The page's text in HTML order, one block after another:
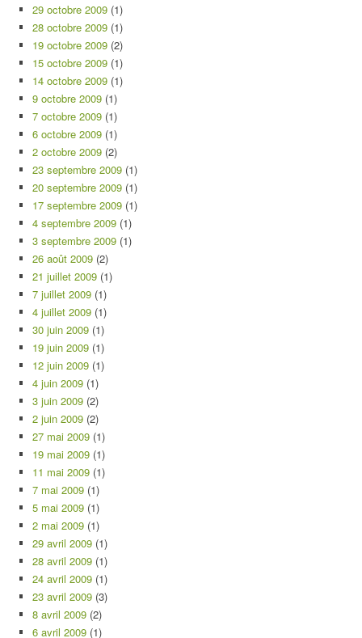
29 octobre 2009 (1)
28 octobre 2009 (1)
19 octobre 2009 (2)
15 octobre 2009 (1)
14 octobre 2009 (1)
9 octobre 2009 (1)
7 octobre 2009 (1)
6 octobre 2009 (1)
2 octobre 2009 (2)
23 septembre 2009 (1)
20 septembre 2009 (1)
17 septembre 2009 (1)
4 septembre 2009 (1)
3 septembre 2009 (1)
26 août 2009 (2)
21 juillet 2009 (1)
7 juillet 2009 (1)
4 juillet 2009 (1)
30 juin 2009 (1)
19 juin 2009 (1)
12 juin 2009 (1)
4 juin 2009 (1)
3 juin 2009 (2)
2 juin 2009 (2)
27 mai 2009 (1)
19 mai 2009 (1)
11 mai 2009 (1)
7 mai 2009 (1)
5 mai 2009 (1)
2 mai 2009 (1)
29 avril 2009 (1)
28 avril 2009 (1)
24 avril 2009 (1)
23 avril 2009 (3)
8 avril 2009 (2)
6 avril 2009 (1)